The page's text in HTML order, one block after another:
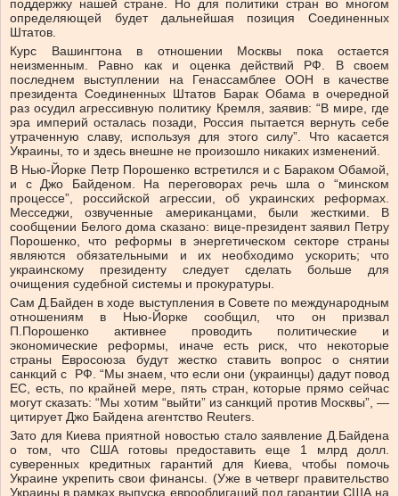
поддержку нашей стране. Но для политики стран во многом
определяющей будет дальнейшая позиция Соединенных
Штатов.
Курс Вашингтона в отношении Москвы пока остается
неизменным. Равно как и оценка действий РФ. В своем
последнем выступлении на Генассамблее ООН в качестве
президента Соединенных Штатов Барак Обама в очередной
раз осудил агрессивную политику Кремля, заявив: “В мире, где
эра империй осталась позади, Россия пытается вернуть себе
утраченную славу, используя для этого силу”. Что касается
Украины, то и здесь внешне не произошло никаких изменений.
В Нью-Йорке Петр Порошенко встретился и с Бараком Обамой,
и с Джо Байденом. На переговорах речь шла о “минском
процессе”, российской агрессии, об украинских реформах.
Месседжи, озвученные американцами, были жесткими. В
сообщении Белого дома сказано: вице-президент заявил Петру
Порошенко, что реформы в энергетическом секторе страны
являются обязательными и их необходимо ускорить; что
украинскому президенту следует сделать больше для
очищения судебной системы и прокуратуры.
Сам Д.Байден в ходе выступления в Совете по международным
отношениям в Нью-Йорке сообщил, что он призвал
П.Порошенко активнее проводить политические и
экономические реформы, иначе есть риск, что некоторые
страны Евросоюза будут жестко ставить вопрос о снятии
санкций с РФ. “Мы знаем, что если они (украинцы) дадут повод
ЕС, есть, по крайней мере, пять стран, которые прямо сейчас
могут сказать: “Мы хотим “выйти” из санкций против Москвы”, —
цитирует Джо Байдена агентство Reuters.
Зато для Киева приятной новостью стало заявление Д.Байдена
о том, что США готовы предоставить еще 1 млрд долл.
суверенных кредитных гарантий для Киева, чтобы помочь
Украине укрепить свои финансы. (Уже в четверг правительство
Украины в рамках выпуска еврооблигаций под гарантии США на